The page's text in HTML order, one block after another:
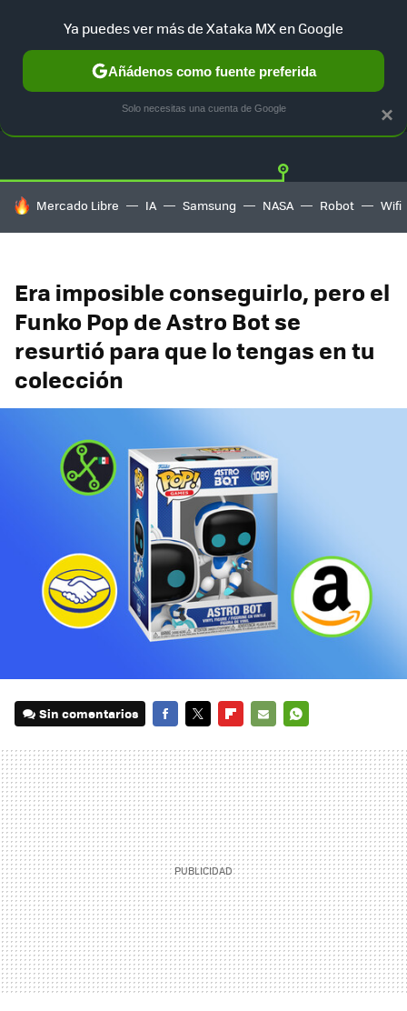
GUÍA DE COMPRAS MERCADO LIBRE
HOY SE HABLA DE
Mercado Libre IA Samsung NASA Robot Wifi
Era imposible conseguirlo, pero el
Funko Pop de Astro Bot se
resurtió para que lo tengas en tu
colección
Sin comentarios
MAIL
×
Ya puedes ver más de Xataka MX en Google
Añádenos como fuente preferida
Solo necesitas una cuenta de Google